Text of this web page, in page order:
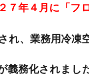
７年４月 に
「フ
れ、 業務用冷凍
義務化されまし